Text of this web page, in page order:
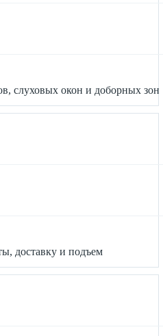
слуховых окон и доборных зон
доставку и подъем